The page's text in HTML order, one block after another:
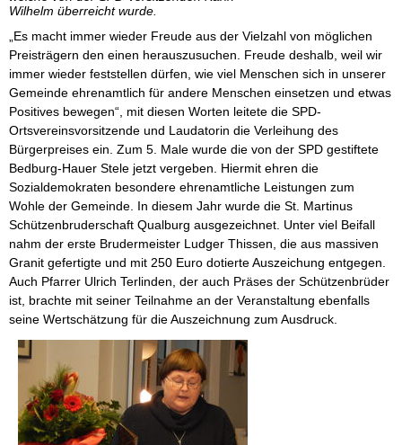
Wilhelm überreicht wurde.
„Es macht immer wieder Freude aus der Vielzahl von möglichen
Preisträgern den einen herauszusuchen. Freude deshalb, weil wir
immer wieder feststellen dürfen, wie viel Menschen sich in unserer
Gemeinde ehrenamtlich für andere Menschen einsetzen und etwas
Positives bewegen“, mit diesen Worten leitete die SPD-
Ortsvereinsvorsitzende und Laudatorin die Verleihung des
Bürgerpreises ein. Zum 5. Male wurde die von der SPD gestiftete
Bedburg-Hauer Stele jetzt vergeben. Hiermit ehren die
Sozialdemokraten besondere ehrenamtliche Leistungen zum
Wohle der Gemeinde. In diesem Jahr wurde die St. Martinus
Schützenbruderschaft Qualburg ausgezeichnet. Unter viel Beifall
nahm der erste Brudermeister Ludger Thissen, die aus massiven
Granit gefertigte und mit 250 Euro dotierte Auszeichung entgegen.
Auch Pfarrer Ulrich Terlinden, der auch Präses der Schützenbrüder
ist, brachte mit seiner Teilnahme an der Veranstaltung ebenfalls
seine Wertschätzung für die Auszeichnung zum Ausdruck.